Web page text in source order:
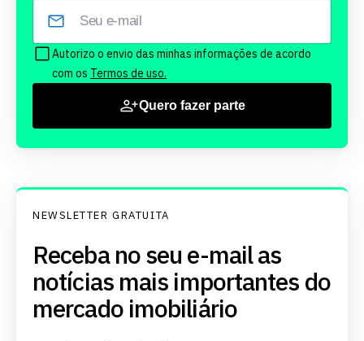
Autorizo o envio das minhas informações de acordo
com os Termos de uso.
Quero fazer parte
NEWSLETTER GRATUITA
Receba no seu e-mail as
notícias mais importantes do
mercado imobiliário